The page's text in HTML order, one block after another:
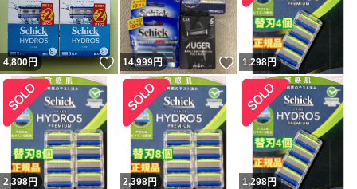
4,800円 いいね！
14,999円 いいね！
1,298円
2,398円 2,398円 1,298円